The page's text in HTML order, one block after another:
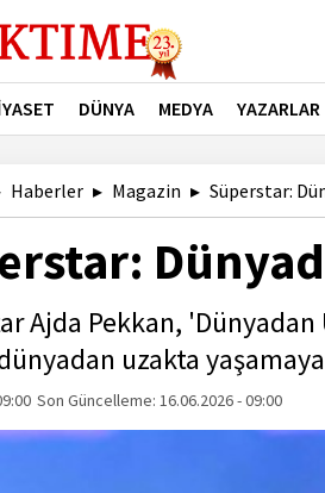
DÜNYA MEDYA YAZARLAR
Haberler Magazin Süperstar:
Ajda Pekkan, 'Dünyadan
uzakta
Son Güncelleme:16.06.2026 - 09:00